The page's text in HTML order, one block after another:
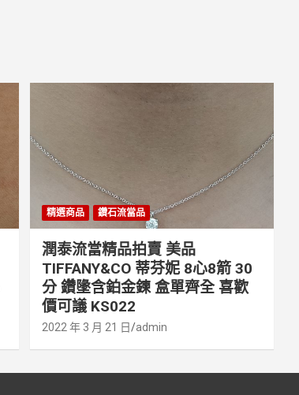
精選商品 鑽石流當品
潤泰流當精品拍賣 美品
TIFFANY&CO 蒂芬妮 8心8箭 30
分 鑽墬含鉑金鍊 盒單齊全 喜歡
價可議 KS022
2022 年 3 月 21 日 admin